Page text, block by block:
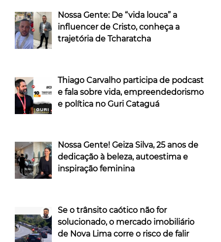
Nossa Gente: De “vida louca” a
influencer de Cristo, conheça a
trajetória de Tcharatcha
Thiago Carvalho participa de podcast
e fala sobre vida, empreendedorismo
e política no Guri Cataguá
Nossa Gente! Geiza Silva, 25 anos de
dedicação à beleza, autoestima e
inspiração feminina
Se o trânsito caótico não for
solucionado, o mercado imobiliário
de Nova Lima corre o risco de falir